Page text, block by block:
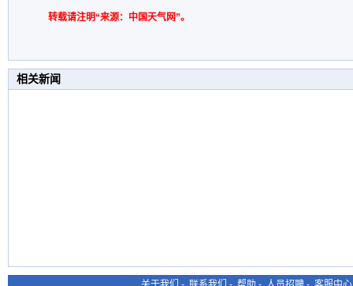
转载请注明“来源：中国天气网”。
相关新闻